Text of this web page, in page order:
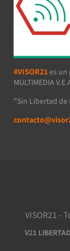
#VISOR21 es un
MULTIMEDIA
"Sin Libertad de
VISOR21 -
V21 LIBERTAD